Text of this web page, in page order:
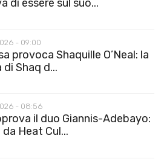
di essere sul suo...
- 09:00
provoca Shaquille O’Neal: la
Shaq d...
- 08:56
il duo Giannis-Adebayo:
da Heat Cul...